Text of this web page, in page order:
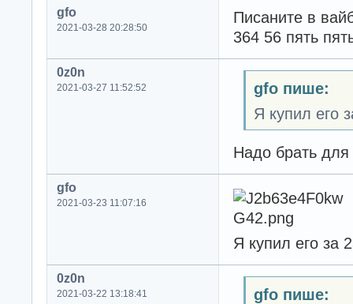
gfo
2021-03-28 20:28:50
Писаните в
364 56 пять
0z0n
2021-03-27 11:52:52
gfo пише:
Я купил его
Надо брать
gfo
2021-03-23 11:07:16
Я купил его за
0z0n
2021-03-22 13:18:41
gfo пише: